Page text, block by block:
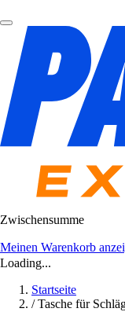
Zwischensumme
Meinen Warenkorb
Loading...
Startseite
/ Tasche für